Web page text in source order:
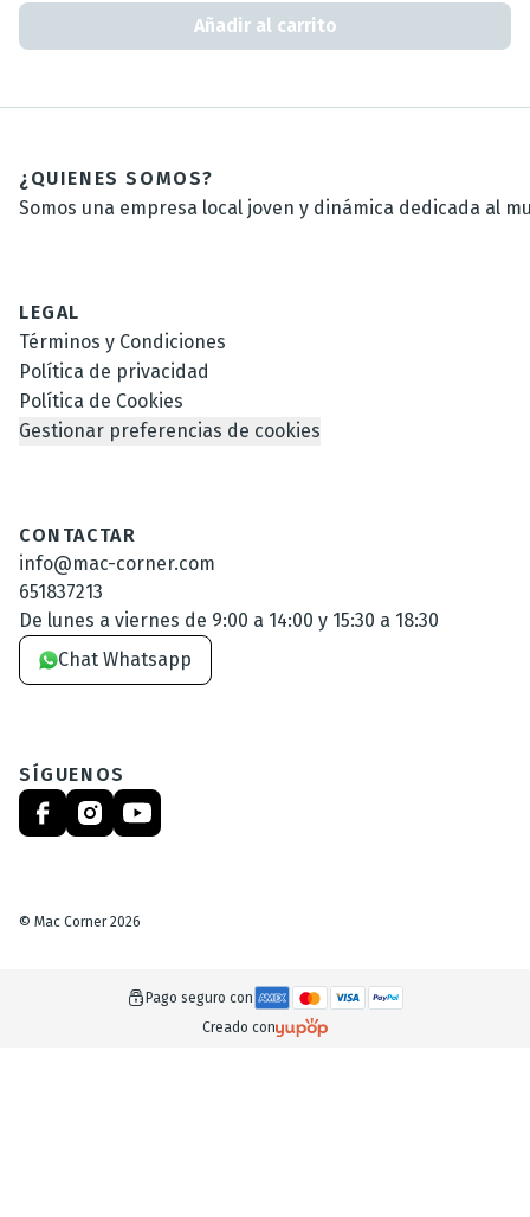
Añadir al carrito
¿QUIENES SOMOS?
Somos una empresa local joven y dinámica dedicada al
LEGAL
Términos y Condiciones
Política de privacidad
Política de Cookies
Gestionar preferencias de cookies
CONTACTAR
info@mac-corner.com
651837213
De lunes a viernes de 9:00 a 14:00 y 15:30 a 18:30
Chat Whatsapp
SÍGUENOS
© Mac Corner 2026
Pago seguro con
Creado con